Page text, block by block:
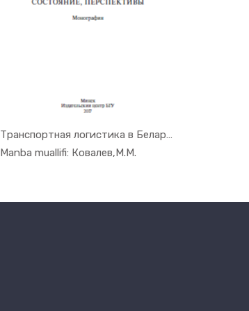
Транспортная логистика в Беларус...
Manba muallifi: Ковалев,М.М.In Monogra...